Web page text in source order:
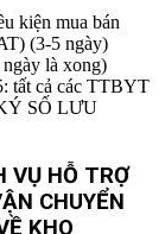
kiện mua bán
(3-5 ngày)
là xong)
tất cả các TTBYT
SỐ LƯU
VỤ HỖ TRỢ
CHUYỂN
KHO